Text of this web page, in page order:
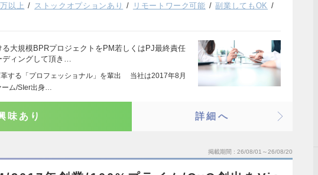
以上 ストックオプションあり リモートワーク可能
副業してもOK
大規模BPRプロジェクトをPM若しくはPJ最終責任
ィングして頂き…
する「プロフェッショナル」を輩出 当社は2017年8月
ム/SIer出身…
味あり 詳細へ
掲載期間 26/08/01～26/08/20